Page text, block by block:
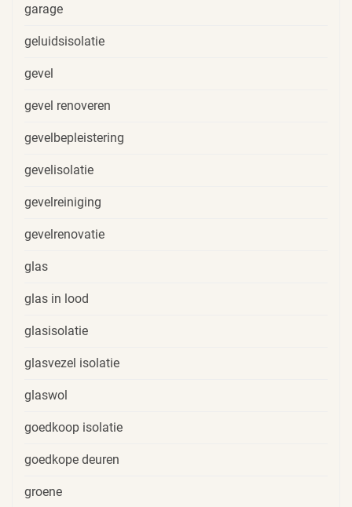
garage
geluidsisolatie
gevel
gevel renoveren
gevelbepleistering
gevelisolatie
gevelreiniging
gevelrenovatie
glas
glas in lood
glasisolatie
glasvezel isolatie
glaswol
goedkoop isolatie
goedkope deuren
groene